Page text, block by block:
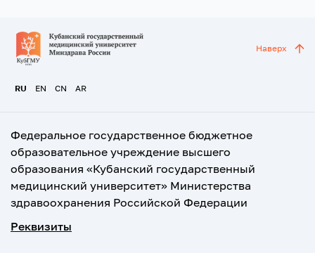
RU EN CN AR
Наверх
Федеральное государственное бюджетное
образовательное учреждение высшего
образования «Кубанский государственный
медицинский университет» Министерства
здравоохранения Российской Федерации
Реквизиты